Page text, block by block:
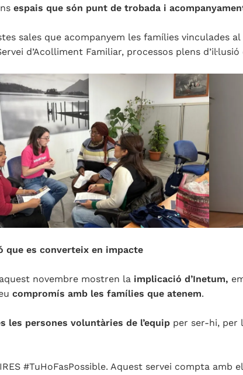
espais que són punt de trobada i
sales que acompanyem les famílies vinculades
d’Acolliment Familiar, processos plens
que es converteix en impacte
novembre mostren la implicació d’Inetum,
compromís amb les famílies que atenem.
les persones voluntàries de l’equip per ser-hi, per
#TuHoFasPossible. Aquest servei compta